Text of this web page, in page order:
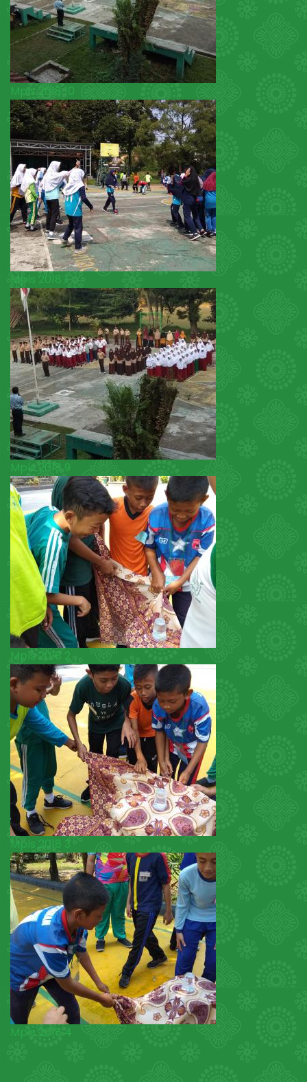
Mpls 2018 10
Mpls 2018 1
Mpls 2018 9
Mpls 2018 2
Mpls 2018 3
Mpls 2018 4